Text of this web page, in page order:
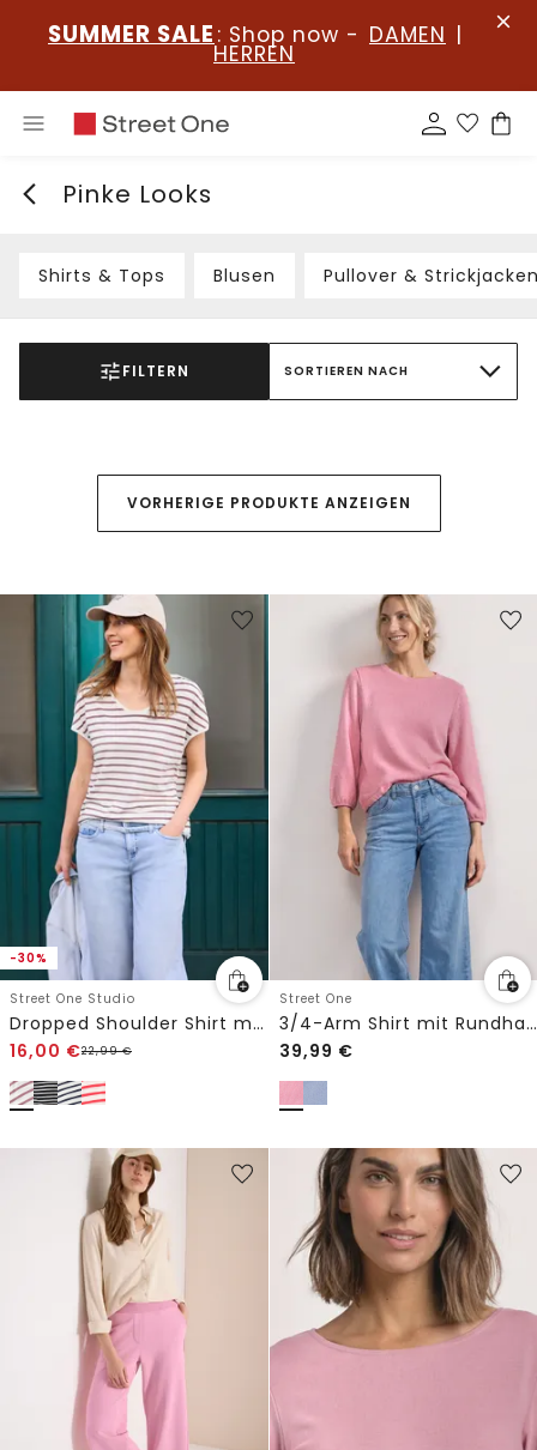
SUMMER SALE : Shop now - DAMEN |
HERREN
Pinke Looks
Shirts & Tops Blusen Pullover &
FILTERN SORTIEREN NACH
VORHERIGE PRODUKTE ANZEIGEN
-30%
Street One Studio
Dropped Shoulder Shirt mit Streifen
16,00 €22,99€
Street One
3/4-Arm Shirt mit Rundhals im Strick-Look
39,99 €